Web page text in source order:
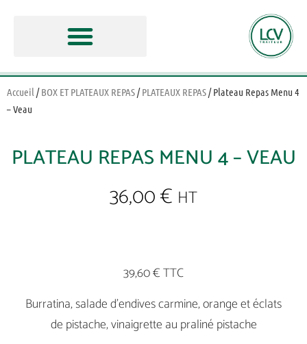
Accueil /BOX ET PLATEAUX REPAS/PLATEAUX REPAS/ Plateau Repas Menu 4
– Veau
PLATEAU REPAS MENU 4 – VEAU
36,00€ HT
39,60 € TTC
Burratina, salade d’endives carmine, orange et éclats
de pistache, vinaigrette au praliné pistache